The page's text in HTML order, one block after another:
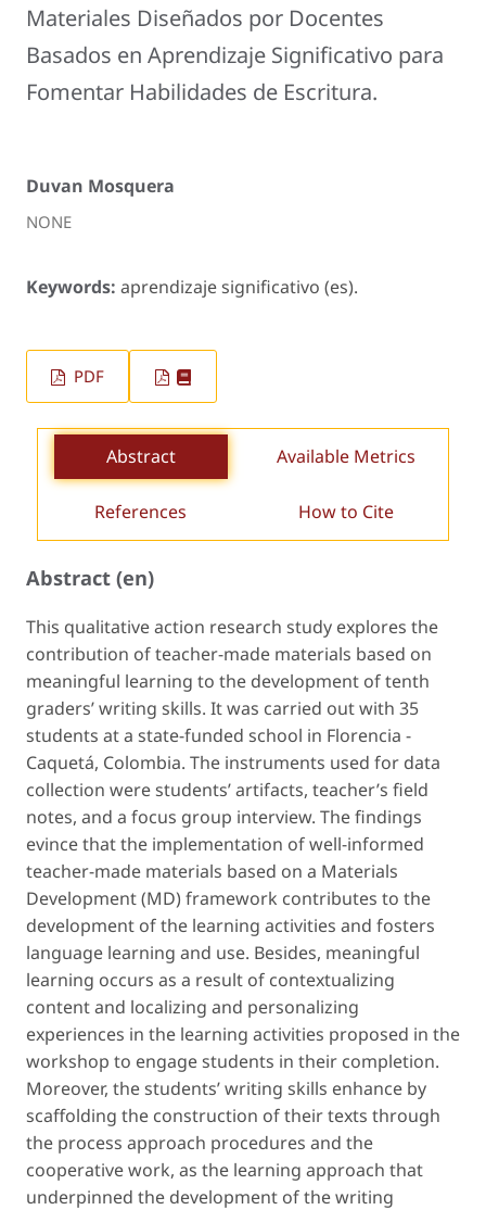
Materiales Diseñados por Docentes
Basados en Aprendizaje Significativo para
Fomentar Habilidades de Escritura.
Duvan Mosquera
NONE
Keywords: aprendizaje significativo (es).
PDF
Abstract Available Metrics
References How to Cite
Abstract (en)
This qualitative action research study explores the
contribution of teacher-made materials based on
meaningful learning to the development of tenth
graders’ writing skills. It was carried out with 35
students at a state-funded school in Florencia -
Caquetá, Colombia. The instruments used for data
collection were students’ artifacts, teacher’s field
notes, and a focus group interview. The findings
evince that the implementation of well-informed
teacher-made materials based on a Materials
Development (MD) framework contributes to the
development of the learning activities and fosters
language learning and use. Besides, meaningful
learning occurs as a result of contextualizing
content and localizing and personalizing
experiences in the learning activities proposed in the
workshop to engage students in their completion.
Moreover, the students’ writing skills enhance by
scaffolding the construction of their texts through
the process approach procedures and the
cooperative work, as the learning approach that
underpinned the development of the writing